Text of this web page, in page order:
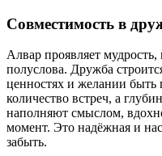
Совместимость в
Алвар проявляет
полуслова. Дружба
ценностях и желании
количество встреч, а
наполняют смыслом,
момент. Это надёжная и
забыть.